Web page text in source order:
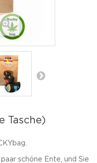
Tasche)
schöne Ente, und Sie